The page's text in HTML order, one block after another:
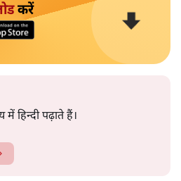
करें
में हिन्दी पढ़ाते हैं।